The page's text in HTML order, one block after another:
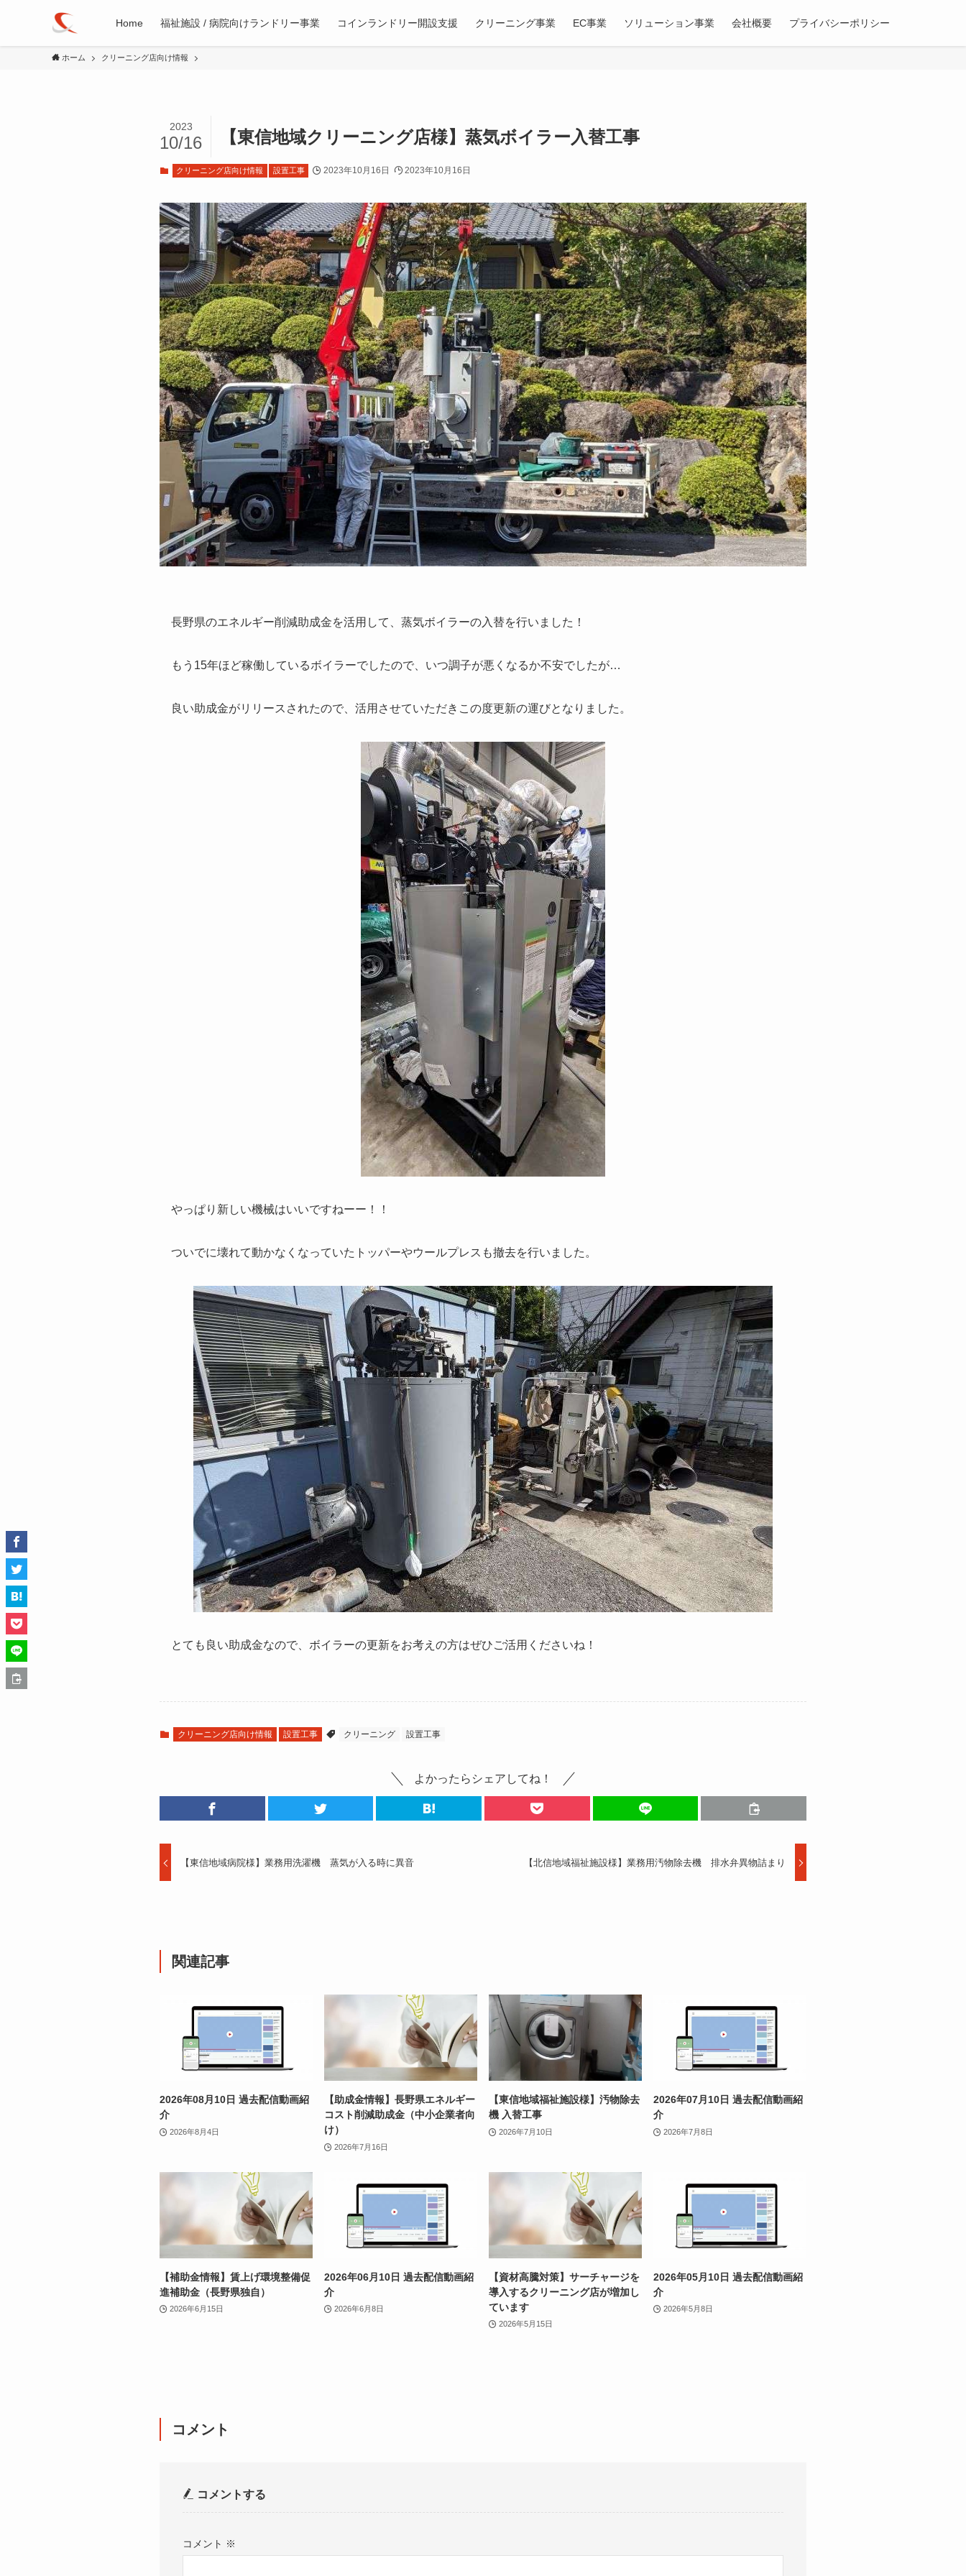
Home 福祉施設 / 病院向けランドリー事業 コインランドリー開設支援 クリーニング事業 EC事業 ソリューション事業 会社概要 プライバシーポリシー
ホーム クリーニング店向け情報
【東信地域クリーニング店様】蒸気ボイラー入替工事
2023
10/16
クリーニング店向け情報 設置工事 2023年10月16日 2023年10月16日
長野県のエネルギー削減助成金を活用して、蒸気ボイラーの入替を行いました！
もう15年ほど稼働しているボイラーでしたので、いつ調子が悪くなるか不安でしたが…
良い助成金がリリースされたので、活用させていただきこの度更新の運びとなりました。
やっぱり新しい機械はいいですねーー！！
ついでに壊れて動かなくなっていたトッパーやウールプレスも撤去を行いました。
とても良い助成金なので、ボイラーの更新をお考えの方はぜひご活用くださいね！
クリーニング店向け情報 設置工事 クリーニング 設置工事
よかったらシェアしてね！
【東信地域病院様】業務用洗濯機 蒸気が入る時に異音 【北信地域福祉施設様】業務用汚物除去機 排水弁異物詰まり
関連記事
2026年08月10日 過去配信動画紹
介
2026年8月4日
【助成金情報】長野県エネルギー
コスト削減助成金（中小企業者向
け）
2026年7月16日
【東信地域福祉施設様】汚物除去
機 入替工事
2026年7月10日
2026年07月10日 過去配信動画紹
介
2026年7月8日
【補助金情報】賃上げ環境整備促
進補助金（長野県独自）
2026年6月15日
2026年06月10日 過去配信動画紹
介
2026年6月8日
【資材高騰対策】サーチャージを
導入するクリーニング店が増加し
ています
2026年5月15日
2026年05月10日 過去配信動画紹
介
2026年5月8日
コメント
コメントする
コメント ※